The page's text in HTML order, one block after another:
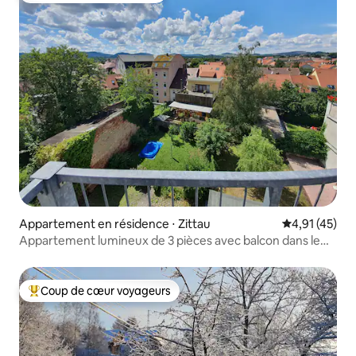
Appartement en résidence ⋅ Zittau Évaluation
4,91 (45)
Appartement lumineux de 3 pièces avec balcon dans le
Coups de cœur voyageurs les plus appréciés
Coup de cœur voyageurs